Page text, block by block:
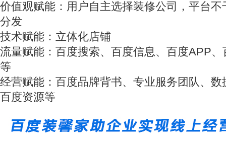
价值观赋能：用户自主选择装修公司，平台不
分发
技术赋能：立体化店铺
流量赋能：百度搜索、百度信息、百度APP、
等
经营赋能：百度品牌背书、专业服务团队、数
百度资源等